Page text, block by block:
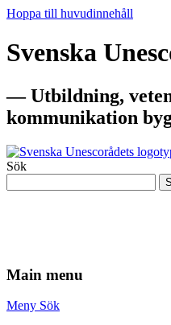
Hoppa till huvudinnehåll
Svenska
— Utbildning,
kommunikation
Sök
Main menu
Meny Sök